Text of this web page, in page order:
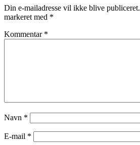
Din e-mailadresse vil ikke blive publiceret.
markeret med *
Kommentar *
Navn *
E-mail *